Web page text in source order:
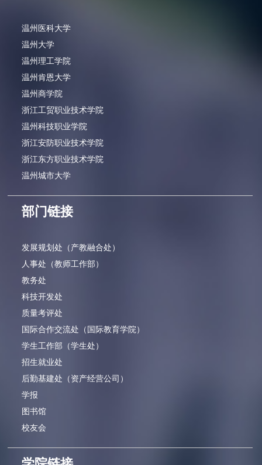
温州医科大学
温州大学
温州理工学院
温州肯恩大学
温州商学院
浙江工贸职业技术学院
温州科技职业学院
浙江安防职业技术学院
浙江东方职业技术学院
温州城市大学
部门链接
发展规划处（产教融合处）
人事处（教师工作部）
教务处
科技开发处
质量考评处
国际合作交流处（国际教育学院）
学生工作部（学生处）
招生就业处
后勤基建处（资产经营公司）
学报
图书馆
校友会